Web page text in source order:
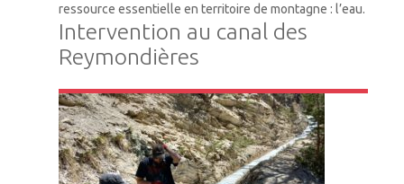
ressource essentielle en territoire de montagne : l’eau.
Intervention au canal des
Reymondières
VTM